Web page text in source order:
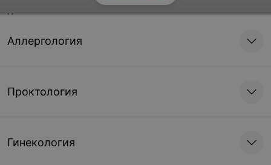
Хирургическое лечение
Минифлебэктомия
285,25 руб.
(спинальная анестезия)
Аллергология
Проктология
Гинекология